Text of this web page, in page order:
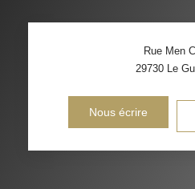
Rue Men
29730 Le
Nous écrire